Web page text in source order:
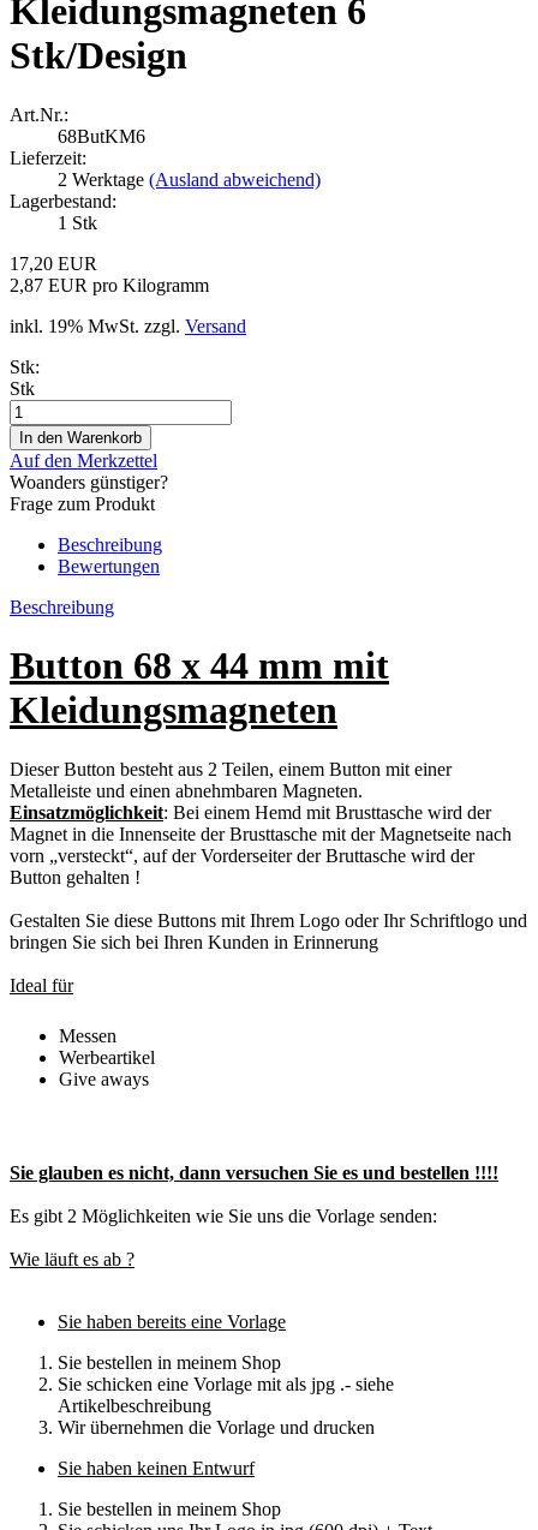
Kleidungsmagneten 6
Stk/Design
Art.Nr.:
68ButKM6
Lieferzeit:
2 Werktage (Ausland abweichend)
Lagerbestand:
1 Stk
17,20 EUR
2,87 EUR pro Kilogramm
inkl. 19% MwSt. zzgl. Versand
Stk:
Stk
Auf den Merkzettel
Woanders günstiger?
Frage zum Produkt
Beschreibung
Bewertungen
Beschreibung
Button 68 x 44 mm mit
Kleidungsmagneten
Dieser Button besteht aus 2 Teilen, einem Button mit einer
Metalleiste und einen abnehmbaren Magneten.
Einsatzmöglichkeit: Bei einem Hemd mit Brusttasche wird der
Magnet in die Innenseite der Brusttasche mit der Magnetseite nach
vorn „versteckt“, auf der Vorderseiter der Bruttasche wird der
Button gehalten !
Gestalten Sie diese Buttons mit Ihrem Logo oder Ihr Schriftlogo und
bringen Sie sich bei Ihren Kunden in Erinnerung
Ideal für
Messen
Werbeartikel
Give aways
Sie glauben es nicht, dann versuchen Sie es und bestellen !!!!
Es gibt 2 Möglichkeiten wie Sie uns die Vorlage senden:
Wie läuft es ab ?
Sie haben bereits eine Vorlage
Sie bestellen in meinem Shop
Sie schicken eine Vorlage mit als jpg .- siehe
Artikelbeschreibung
Wir übernehmen die Vorlage und drucken
Sie haben keinen Entwurf
Sie bestellen in meinem Shop